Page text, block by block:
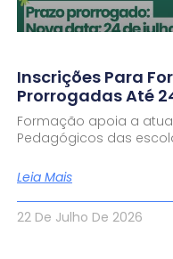
Inscrições Para
Prorrogadas Até
Formação apoia a
Pedagógicos das
Leia Mais
22 De Julho De 2026